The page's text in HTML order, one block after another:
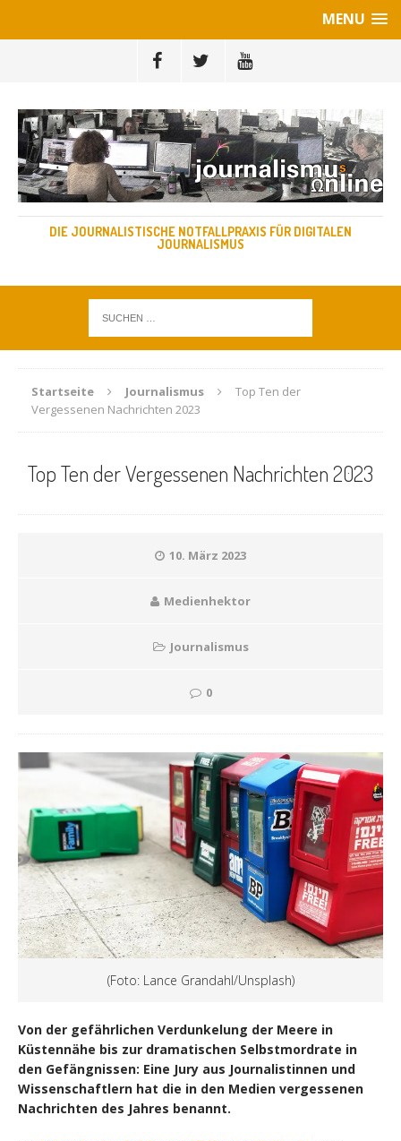
MENU
DIE JOURNALISTISCHE NOTFALLPRAXIS FÜR DIGITALEN
JOURNALISMUS
Startseite Journalismus
Top Ten der
Vergessenen Nachrichten 2023
Top Ten der Vergessenen Nachrichten 2023
10. März 2023
Medienhektor
Journalismus
0
(Foto: Lance Grandahl/Unsplash)
Von der gefährlichen Verdunkelung der Meere in
Küstennähe bis zur dramatischen Selbstmordrate in
den Gefängnissen: Eine Jury aus Journalistinnen und
Wissenschaftlern hat die in den Medien vergessenen
Nachrichten des Jahres benannt.